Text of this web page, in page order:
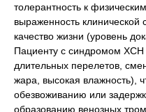
толерантность к
выраженность клинической
качество жизни (уровень
Пациенту с синдромом ХСН
длительных перелетов,
жара, высокая влажность),
обезвоживанию или
образованию венозных